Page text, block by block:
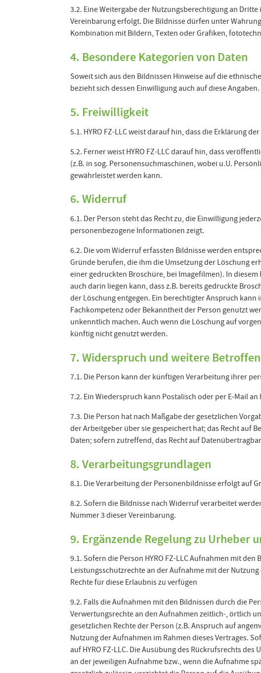
3.2. Eine Weitergabe der Nutzungsberechtigung an
Vereinbarung erfolgt. Die Bildnisse dürfen unter
Kombination mit Bildern, Texten oder Grafiken,
4. Besondere Kategorien von Daten
Soweit sich aus den Bildnissen Hinweise auf die
bezieht sich dessen Einwilligung auch auf diese Angaben.
5. Freiwilligkeit
5.1. HYRO FZ-LLC weist darauf hin, dass die Erklärung
5.2. Ferner weist HYRO FZ-LLC darauf hin, dass
(z.B. in sog. Personensuchmaschinen, wobei u.U.
gewährleistet werden kann.
6. Widerruf
6.1. Der Person steht das Recht zu, die Einwilligung
personenbezogene Informationen zeigt.
6.2. Die vom Widerruf erfassten Bildnisse werden
Gründe berufen, die ihm die Umsetzung der Löschung
einer gedruckten Broschüre, bei Imagefilmen). In
auch darin liegen kann, dass z.B. bereits gedruckte
der Löschung entgegen. Ein berechtigter Anspruch
Fachkompetenz oder Bekanntheit der Person genutzt
unkenntlich machen. Auch wenn die Löschung auf
künftig nicht genutzt werden.
7. Widerspruch und weitere
7.1. Die Person kann der künftigen Verarbeitung ihrer
7.2. Ein Wiederspruch kann Postalisch oder per E-Mail
7.3. Die Person hat nach Maßgabe der gesetzlichen
der Arbeitgeber über sie gespeichert hat; das Recht auf
Daten; sofern zutreffend, das Recht auf
8. Verarbeitungsgrundlagen
8.1. Die Verarbeitung der Personenbildnisse erfolgt auf
8.2. Sofern die Bildnisse nach Widerruf verarbeitet
Nummer 3 dieser Vereinbarung.
9. Ergänzende Regelung zu Urheber
9.1. Sofern die Person HYRO FZ-LLC Aufnahmen mit
Leistungsschutzrechte an der Aufnahme mit der
Rechte für diese Erlaubnis zu verfügen
9.2. Falls die Aufnahmen mit den Bildnissen durch die
Verwertungsrechte an den Aufnahmen zeitlich-, örtlich
gesetzlichen Rechte der Person (z.B. Anspruch auf
Nutzung der Aufnahmen im Rahmen dieses Vertrages.
auf HYRO FZ-LLC. Die Ausübung des Rückrufsrechts
an der jeweiligen Aufnahme bzw., wenn die Aufnahme